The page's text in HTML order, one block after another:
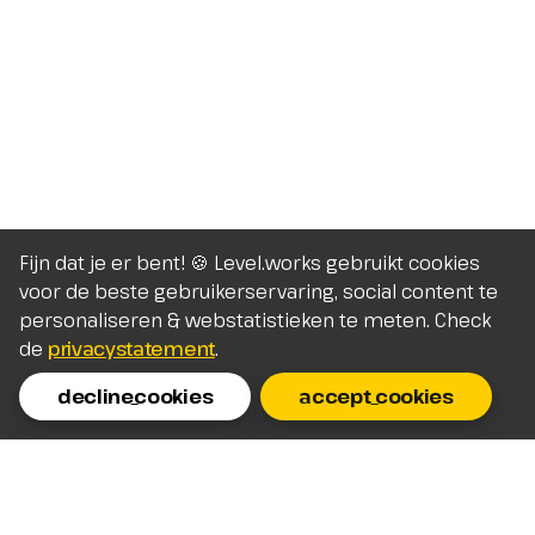
Fijn dat je er bent! 🍪 Level.works gebruikt cookies
voor de beste gebruikerservaring, social content te
personaliseren & webstatistieken te meten. Check
de privacystatement.
decline_cookies
accept_cookies